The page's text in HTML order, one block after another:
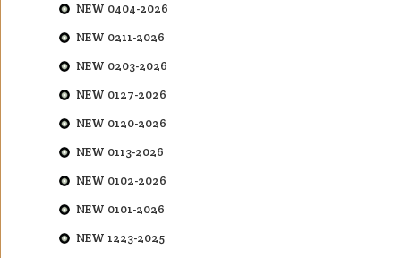
NEW 0404-2026
NEW 0211-2026
NEW 0203-2026
NEW 0127-2026
NEW 0120-2026
NEW 0113-2026
NEW 0102-2026
NEW 0101-2026
NEW 1223-2025